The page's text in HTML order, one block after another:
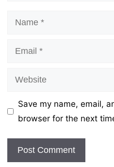
Name
Email
Website
Save my name, email,
browser for the next